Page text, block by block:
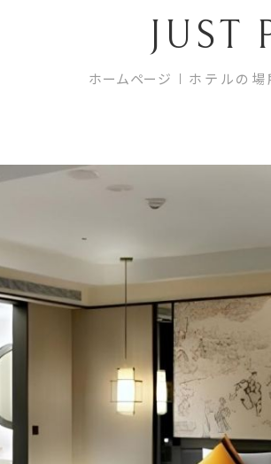
JUST
ホームページ ホテルの場